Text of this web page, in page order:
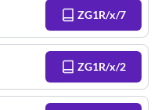
ZG1R/x/7
ZG1R/x/2